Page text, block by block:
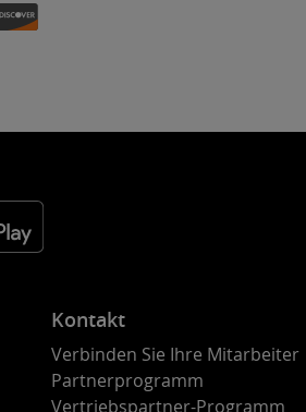
Kontakt
Verbinden Sie Ihre Mitarbeiter
Partnerprogramm
Vertriebspartner-Programm